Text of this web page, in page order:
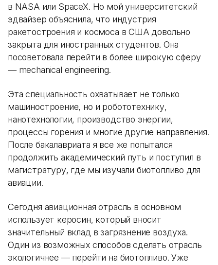
в NASA или SpaceX. Но мой университетский
эдвайзер объяснила, что индустрия
ракетостроения и космоса в США довольно
закрыта для иностранных студентов. Она
посоветовала перейти в более широкую сферу
— mechanical engineering.
Эта специальность охватывает не только
машиностроение, но и робототехнику,
нанотехнологии, производство энергии,
процессы горения и многие другие направления.
После бакалавриата я все же попытался
продолжить академический путь и поступил в
магистратуру, где мы изучали биотопливо для
авиации.
Сегодня авиационная отрасль в основном
использует керосин, который вносит
значительный вклад в загрязнение воздуха.
Один из возможных способов сделать отрасль
экологичнее — перейти на биотопливо. Уже